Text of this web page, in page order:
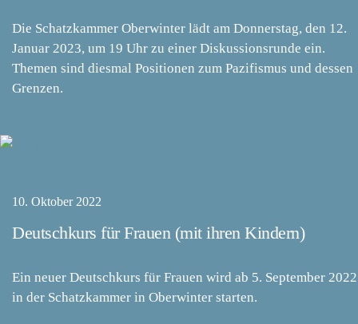
Die Schatzkammer Oberwinter lädt am Donnerstag, den 12.
Januar 2023, um 19 Uhr zu einer Diskussionsrunde ein.
Themen sind diesmal Positionen zum Pazifismus und dessen
Grenzen.
Deutschkurs für Frauen (mit ihren Kindern)
10. Oktober 2022
Ein neuer Deutschkurs für Frauen wird ab 5. September 2022
in der Schatzkammer in Oberwinter starten.